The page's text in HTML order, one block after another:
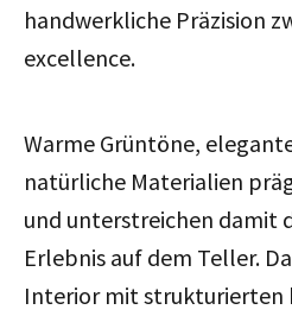
handwerkliche Präzision
excellence.
Warme Grüntöne,
natürliche Materialien
und unterstreichen damit
Erlebnis auf dem Teller.
Interior mit strukturierten